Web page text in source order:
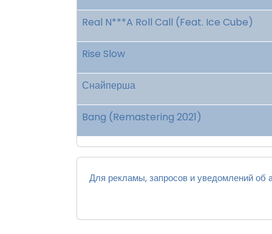
Real N***A Roll Call (Feat. Ice Cube)
Rise Slow
Снайперша
Bang (Remastering 2021)
Для рекламы, запросов и уведомлений об